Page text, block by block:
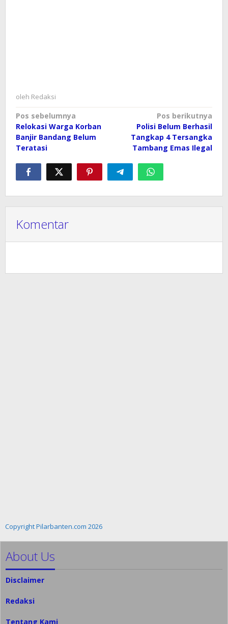
oleh Redaksi
Navigasi
pos
Pos sebelumnya
Relokasi Warga Korban
Banjir Bandang Belum
Teratasi
Pos berikutnya
Polisi Belum Berhasil
Tangkap 4 Tersangka
Tambang Emas Ilegal
Komentar
Copyright Pilarbanten.com 2026
About Us
Disclaimer
Redaksi
Tentang Kami